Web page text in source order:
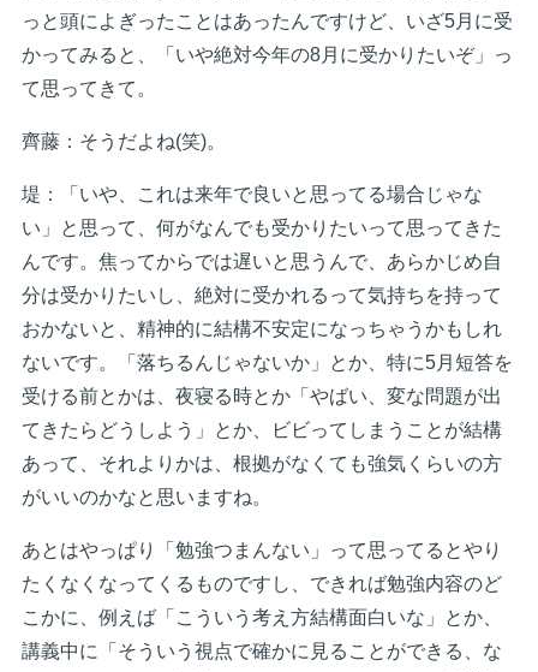
っと頭によぎったことはあったんですけど、いざ5月に受
かってみると、「いや絶対今年の8月に受かりたいぞ」っ
て思ってきて。
齊藤：そうだよね(笑)。
堤：「いや、これは来年で良いと思ってる場合じゃな
い」と思って、何がなんでも受かりたいって思ってきた
んです。焦ってからでは遅いと思うんで、あらかじめ自
分は受かりたいし、絶対に受かれるって気持ちを持って
おかないと、精神的に結構不安定になっちゃうかもしれ
ないです。「落ちるんじゃないか」とか、特に5月短答を
受ける前とかは、夜寝る時とか「やばい、変な問題が出
てきたらどうしよう」とか、ビビってしまうことが結構
あって、それよりかは、根拠がなくても強気くらいの方
がいいのかなと思いますね。
あとはやっぱり「勉強つまんない」って思ってるとやり
たくなくなってくるものですし、できれば勉強内容のど
こかに、例えば「こういう考え方結構面白いな」とか、
講義中に「そういう視点で確かに見ることができる、な